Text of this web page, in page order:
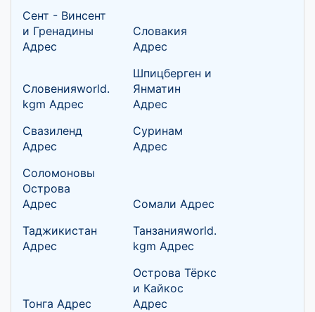
Сент - Винсент
и Гренадины
Адрес
Словакия
Адрес
Словенияworld.
kgm Адрес
Шпицберген и
Янматин
Адрес
Свазиленд
Адрес
Суринам
Адрес
Соломоновы
Острова
Адрес
Сомали Адрес
Таджикистан
Адрес
Танзанияworld.
kgm Адрес
Тонга Адрес
Острова Тёркс
и Кайкос
Адрес